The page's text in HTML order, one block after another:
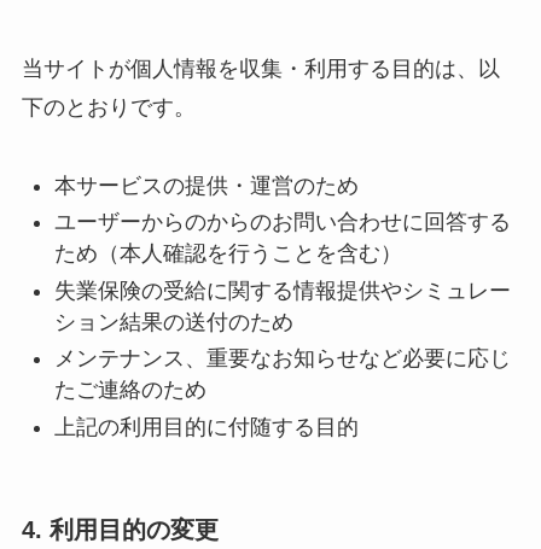
当サイトが個人情報を収集・利用する目的は、以
下のとおりです。
本サービスの提供・運営のため
ユーザーからのからのお問い合わせに回答する
ため（本人確認を行うことを含む）
失業保険の受給に関する情報提供やシミュレー
ション結果の送付のため
メンテナンス、重要なお知らせなど必要に応じ
たご連絡のため
上記の利用目的に付随する目的
4. 利用目的の変更